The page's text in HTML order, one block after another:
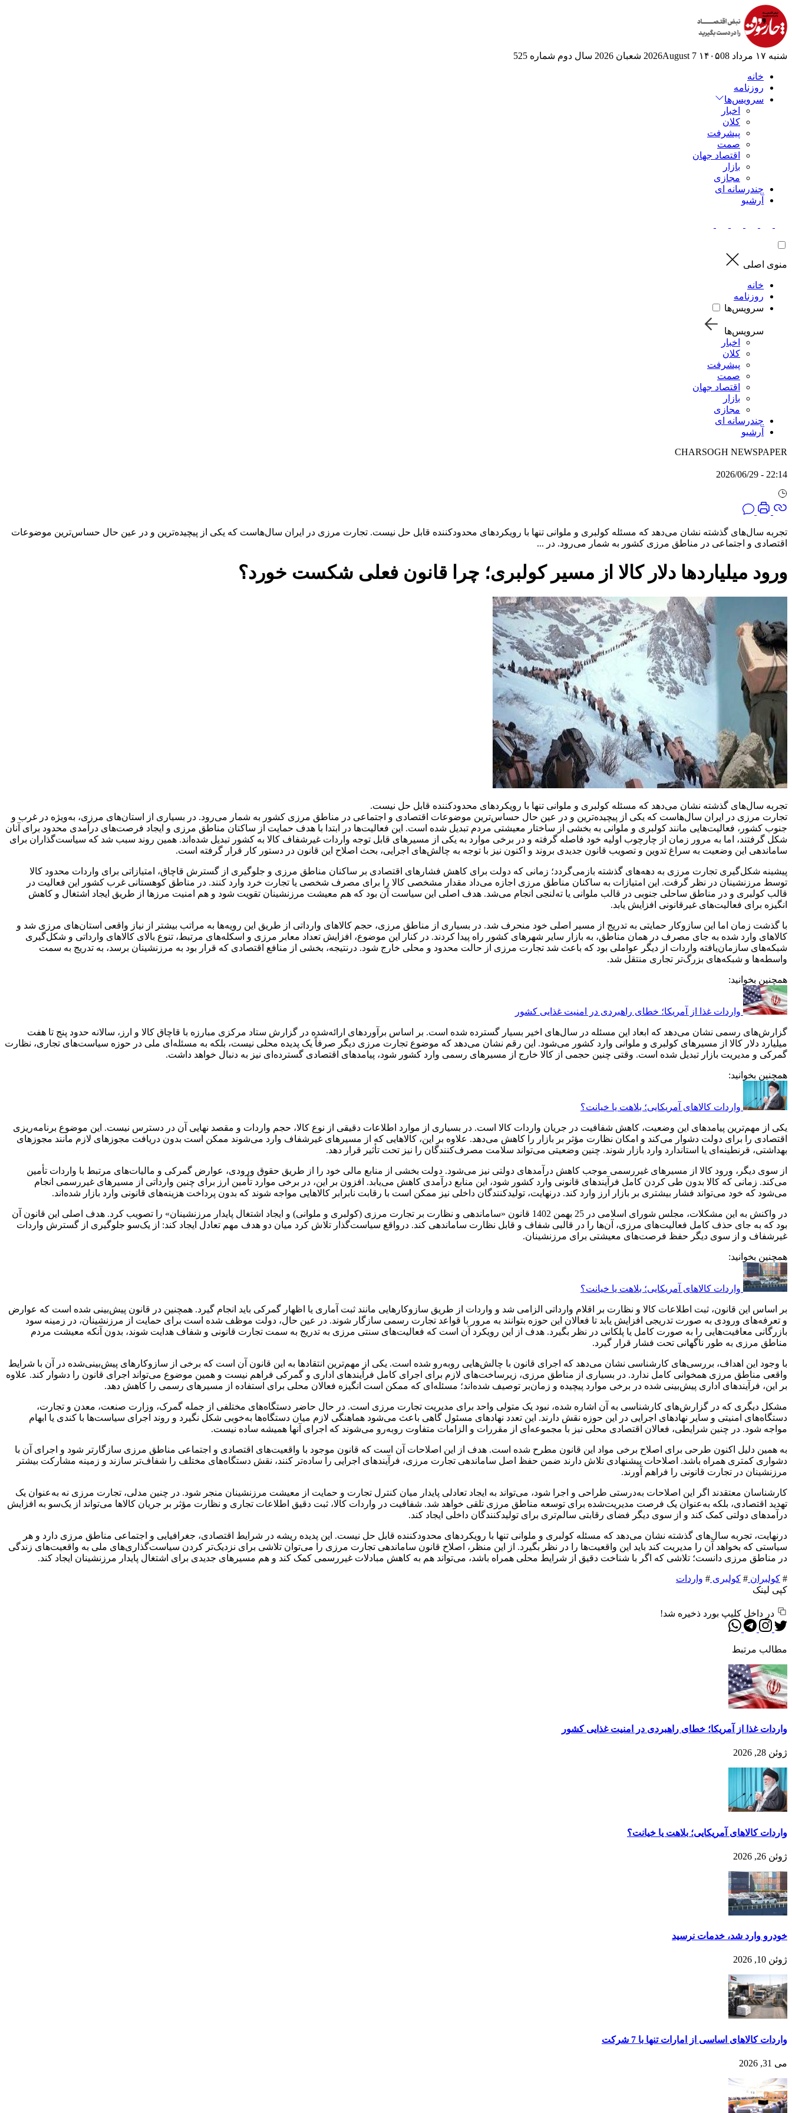
شنبه ۱۷ مرداد ۱۴۰۵ 08 2026August 7 شعبان 2026 سال دوم شماره 525
خانه
روزنامه
سرویس‌ها
اخبار
کلان
پیشرفت
صمت
اقتصاد جهان
بازار
مجازی
چندرسانه ای
آرشیو
منوی اصلی
خانه
روزنامه
سرویس‌ها
سرویس‌ها
اخبار
کلان
پیشرفت
صمت
اقتصاد جهان
بازار
مجازی
چندرسانه ای
آرشیو
CHARSOGH NEWSPAPER
22:14 - 2026/06/29
تجربه سال‌های گذشته نشان می‌دهد که مسئله کولبری و ملوانی تنها با رویکردهای محدودکننده قابل حل نیست. تجارت مرزی در ایران سال‌هاست که یکی از پیچیده‌ترین و در عین حال حساس‌ترین موضوعات
اقتصادی و اجتماعی در مناطق مرزی کشور به شمار می‌رود. در ...
ورود میلیاردها دلار کالا از مسیر کولبری؛ چرا قانون فعلی شکست خورد؟
تجربه سال‌های گذشته نشان می‌دهد که مسئله کولبری و ملوانی تنها با رویکردهای محدودکننده قابل حل نیست.
تجارت مرزی در ایران سال‌هاست که یکی از پیچیده‌ترین و در عین حال حساس‌ترین موضوعات اقتصادی و اجتماعی در مناطق مرزی کشور به شمار می‌رود. در بسیاری از استان‌های مرزی، به‌ویژه در غرب و
جنوب کشور، فعالیت‌هایی مانند کولبری و ملوانی به بخشی از ساختار معیشتی مردم تبدیل شده است. این فعالیت‌ها در ابتدا با هدف حمایت از ساکنان مناطق مرزی و ایجاد فرصت‌های درآمدی محدود برای آنان
شکل گرفتند، اما به مرور زمان از چارچوب اولیه خود فاصله گرفته و در برخی موارد به یکی از مسیرهای قابل توجه واردات غیرشفاف کالا به کشور تبدیل شده‌اند. همین روند سبب شد که سیاست‌گذاران برای
ساماندهی این وضعیت به سراغ تدوین و تصویب قانون جدیدی بروند و اکنون نیز با توجه به چالش‌های اجرایی، بحث اصلاح این قانون در دستور کار قرار گرفته است.
پیشینه شکل‌گیری تجارت مرزی به دهه‌های گذشته بازمی‌گردد؛ زمانی که دولت برای کاهش فشارهای اقتصادی بر ساکنان مناطق مرزی و جلوگیری از گسترش قاچاق، امتیازاتی برای واردات محدود کالا
توسط مرزنشینان در نظر گرفت. این امتیازات به ساکنان مناطق مرزی اجازه می‌داد مقدار مشخصی کالا را برای مصرف شخصی یا تجارت خرد وارد کنند. در مناطق کوهستانی غرب کشور این فعالیت در
قالب کولبری و در مناطق ساحلی جنوبی در قالب ملوانی یا ته‌لنجی انجام می‌شد. هدف اصلی این سیاست آن بود که هم معیشت مرزنشینان تقویت شود و هم امنیت مرزها از طریق ایجاد اشتغال و کاهش
انگیزه برای فعالیت‌های غیرقانونی افزایش یابد.
با گذشت زمان اما این سازوکار حمایتی به تدریج از مسیر اصلی خود منحرف شد. در بسیاری از مناطق مرزی، حجم کالاهای وارداتی از طریق این رویه‌ها به مراتب بیشتر از نیاز واقعی استان‌های مرزی شد و
کالاهای وارد شده به جای مصرف در همان مناطق، به بازار سایر شهرهای کشور راه پیدا کردند. در کنار این موضوع، افزایش تعداد معابر مرزی و اسکله‌های مرتبط، تنوع بالای کالاهای وارداتی و شکل‌گیری
شبکه‌های سازمان‌یافته واردات از دیگر عواملی بود که باعث شد تجارت مرزی از حالت محدود و محلی خارج شود. درنتیجه، بخشی از منافع اقتصادی که قرار بود به مرزنشینان برسد، به تدریج به سمت
واسطه‌ها و شبکه‌های بزرگ‌تر تجاری منتقل شد.
همچنین بخوانید:
واردات غذا از آمریکا؛ خطای راهبردی در امنیت غذایی کشور
گزارش‌های رسمی نشان می‌دهد که ابعاد این مسئله در سال‌های اخیر بسیار گسترده شده است. بر اساس برآوردهای ارائه‌شده در گزارش ستاد مرکزی مبارزه با قاچاق کالا و ارز، سالانه حدود پنج تا هفت
میلیارد دلار کالا از مسیرهای کولبری و ملوانی وارد کشور می‌شود. این رقم نشان می‌دهد که موضوع تجارت مرزی دیگر صرفاً یک پدیده محلی نیست، بلکه به مسئله‌ای ملی در حوزه سیاست‌های تجاری، نظارت
گمرکی و مدیریت بازار تبدیل شده است. وقتی چنین حجمی از کالا خارج از مسیرهای رسمی وارد کشور شود، پیامدهای اقتصادی گسترده‌ای نیز به دنبال خواهد داشت.
همچنین بخوانید:
واردات کالاهای آمریکایی؛ بلاهت یا خیانت؟
یکی از مهم‌ترین پیامدهای این وضعیت، کاهش شفافیت در جریان واردات کالا است. در بسیاری از موارد اطلاعات دقیقی از نوع کالا، حجم واردات و مقصد نهایی آن در دسترس نیست. این موضوع برنامه‌ریزی
اقتصادی را برای دولت دشوار می‌کند و امکان نظارت مؤثر بر بازار را کاهش می‌دهد. علاوه بر این، کالاهایی که از مسیرهای غیرشفاف وارد می‌شوند ممکن است بدون دریافت مجوزهای لازم مانند مجوزهای
بهداشتی، قرنطینه‌ای یا استاندارد وارد بازار شوند. چنین وضعیتی می‌تواند سلامت مصرف‌کنندگان را نیز تحت تأثیر قرار دهد.
از سوی دیگر، ورود کالا از مسیرهای غیررسمی موجب کاهش درآمدهای دولتی نیز می‌شود. دولت بخشی از منابع مالی خود را از طریق حقوق ورودی، عوارض گمرکی و مالیات‌های مرتبط با واردات تأمین
می‌کند. زمانی که کالا بدون طی کردن کامل فرآیندهای قانونی وارد کشور شود، این منابع درآمدی کاهش می‌یابد. افزون بر این، در برخی موارد تأمین ارز برای چنین وارداتی از مسیرهای غیررسمی انجام
می‌شود که خود می‌تواند فشار بیشتری بر بازار ارز وارد کند. درنهایت، تولیدکنندگان داخلی نیز ممکن است با رقابت نابرابر کالاهایی مواجه شوند که بدون پرداخت هزینه‌های قانونی وارد بازار شده‌اند.
در واکنش به این مشکلات، مجلس شورای اسلامی در 25 بهمن 1402 قانون «ساماندهی و نظارت بر تجارت مرزی (کولبری و ملوانی) و ایجاد اشتغال پایدار مرزنشینان» را تصویب کرد. هدف اصلی این قانون آن
بود که به جای حذف کامل فعالیت‌های مرزی، آن‌ها را در قالبی شفاف و قابل نظارت ساماندهی کند. درواقع سیاست‌گذار تلاش کرد میان دو هدف مهم تعادل ایجاد کند: از یک‌سو جلوگیری از گسترش واردات
غیرشفاف و از سوی دیگر حفظ فرصت‌های معیشتی برای مرزنشینان.
همچنین بخوانید:
واردات کالاهای آمریکایی؛ بلاهت یا خیانت؟
بر اساس این قانون، ثبت اطلاعات کالا و نظارت بر اقلام وارداتی الزامی شد و واردات از طریق سازوکارهایی مانند ثبت آماری یا اظهار گمرکی باید انجام گیرد. همچنین در قانون پیش‌بینی شده است که عوارض
و تعرفه‌های ورودی به صورت تدریجی افزایش یابد تا فعالان این حوزه بتوانند به مرور با قواعد تجارت رسمی سازگار شوند. در عین حال، دولت موظف شده است برای حمایت از مرزنشینان، در زمینه سود
بازرگانی معافیت‌هایی را به صورت کامل یا پلکانی در نظر بگیرد. هدف از این رویکرد آن است که فعالیت‌های سنتی مرزی به تدریج به سمت تجارت قانونی و شفاف هدایت شوند، بدون آنکه معیشت مردم
مناطق مرزی به طور ناگهانی تحت فشار قرار گیرد.
با وجود این اهداف، بررسی‌های کارشناسی نشان می‌دهد که اجرای قانون با چالش‌هایی روبه‌رو شده است. یکی از مهم‌ترین انتقادها به این قانون آن است که برخی از سازوکارهای پیش‌بینی‌شده در آن با شرایط
واقعی مناطق مرزی همخوانی کامل ندارد. در بسیاری از مناطق مرزی، زیرساخت‌های لازم برای اجرای کامل فرآیندهای اداری و گمرکی فراهم نیست و همین موضوع می‌تواند اجرای قانون را دشوار کند. علاوه
بر این، فرآیندهای اداری پیش‌بینی شده در برخی موارد پیچیده و زمان‌بر توصیف شده‌اند؛ مسئله‌ای که ممکن است انگیزه فعالان محلی برای استفاده از مسیرهای رسمی را کاهش دهد.
مشکل دیگری که در گزارش‌های کارشناسی به آن اشاره شده، نبود یک متولی واحد برای مدیریت تجارت مرزی است. در حال حاضر دستگاه‌های مختلفی از جمله گمرک، وزارت صنعت، معدن و تجارت،
دستگاه‌های امنیتی و سایر نهادهای اجرایی در این حوزه نقش دارند. این تعدد نهادهای مسئول گاهی باعث می‌شود هماهنگی لازم میان دستگاه‌ها به‌خوبی شکل نگیرد و روند اجرای سیاست‌ها با کندی یا ابهام
مواجه شود. در چنین شرایطی، فعالان اقتصادی محلی نیز با مجموعه‌ای از مقررات و الزامات متفاوت روبه‌رو می‌شوند که اجرای آنها همیشه ساده نیست.
به همین دلیل اکنون طرحی برای اصلاح برخی مواد این قانون مطرح شده است. هدف از این اصلاحات آن است که قانون موجود با واقعیت‌های اقتصادی و اجتماعی مناطق مرزی سازگارتر شود و اجرای آن با
دشواری کمتری همراه باشد. اصلاحات پیشنهادی تلاش دارند ضمن حفظ اصل ساماندهی تجارت مرزی، فرآیندهای اجرایی را ساده‌تر کنند، نقش دستگاه‌های مختلف را شفاف‌تر سازند و زمینه مشارکت بیشتر
مرزنشینان در تجارت قانونی را فراهم آورند.
کارشناسان معتقدند اگر این اصلاحات به‌درستی طراحی و اجرا شود، می‌تواند به ایجاد تعادلی پایدار میان کنترل تجارت و حمایت از معیشت مرزنشینان منجر شود. در چنین مدلی، تجارت مرزی نه به‌عنوان یک
تهدید اقتصادی، بلکه به‌عنوان یک فرصت مدیریت‌شده برای توسعه مناطق مرزی تلقی خواهد شد. شفافیت در واردات کالا، ثبت دقیق اطلاعات تجاری و نظارت مؤثر بر جریان کالاها می‌تواند از یک‌سو به افزایش
درآمدهای دولتی کمک کند و از سوی دیگر فضای رقابتی سالم‌تری برای تولیدکنندگان داخلی ایجاد کند.
درنهایت، تجربه سال‌های گذشته نشان می‌دهد که مسئله کولبری و ملوانی تنها با رویکردهای محدودکننده قابل حل نیست. این پدیده ریشه در شرایط اقتصادی، جغرافیایی و اجتماعی مناطق مرزی دارد و هر
سیاستی که بخواهد آن را مدیریت کند باید این واقعیت‌ها را در نظر بگیرد. از این منظر، اصلاح قانون ساماندهی تجارت مرزی را می‌توان تلاشی برای نزدیک‌تر کردن سیاست‌گذاری‌های ملی به واقعیت‌های زندگی
در مناطق مرزی دانست؛ تلاشی که اگر با شناخت دقیق از شرایط محلی همراه باشد، می‌تواند هم به کاهش مبادلات غیررسمی کمک کند و هم مسیرهای جدیدی برای اشتغال پایدار مرزنشینان ایجاد کند.
# کولبران # کولبری # واردات
کپی لینک
در داخل کلیپ بورد ذخیره شد!
مطالب مرتبط
واردات غذا از آمریکا؛ خطای راهبردی در امنیت غذایی کشور
ژوئن 28, 2026
واردات کالاهای آمریکایی؛ بلاهت یا خیانت؟
ژوئن 26, 2026
خودرو وارد شد، خدمات نرسید
ژوئن 10, 2026
واردات کالاهای اساسی از امارات تنها با 7 شرکت
می 31, 2026